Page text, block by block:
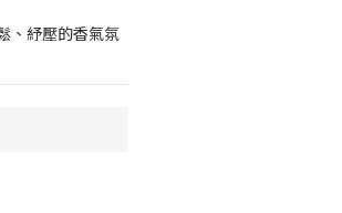
、紓壓的香氣氛